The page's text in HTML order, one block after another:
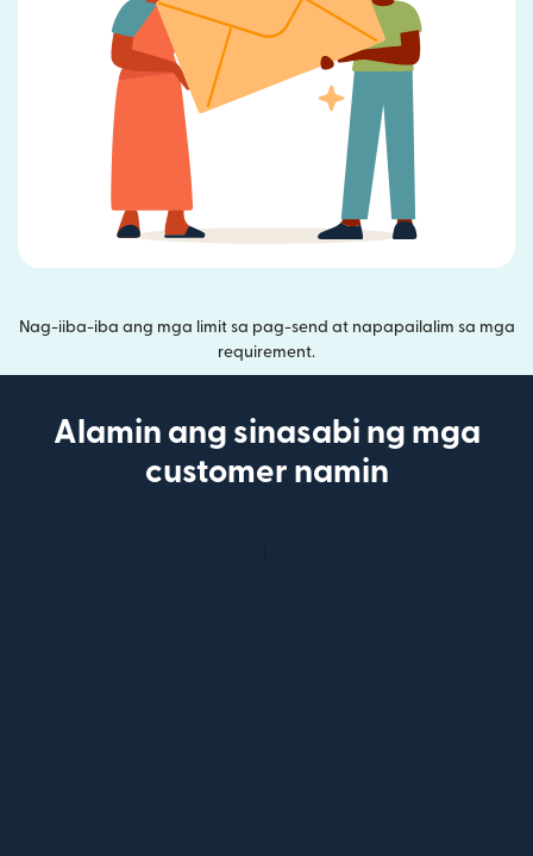
Nag-iiba-iba ang mga limit sa pag-send at napapailalim sa mga
requirement.
Alamin ang sinasabi ng mga
customer namin